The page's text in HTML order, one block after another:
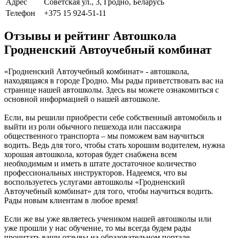
Телефон
+375 15 924-51-11
Отзывы и рейтинг Автошкола
Гродненский Автоучебный комбинат
«Гродненский Автоучебный комбинат» - автошкола,
находящаяся в городе Гродно. Мы рады приветствовать вас на
странице нашей автошколы. Здесь вы можете ознакомиться с
основной информацией о нашей автошколе.
Если, вы решили приобрести себе собственный автомобиль и
выйти из роли обычного пешехода или пассажира
общественного транспорта – мы поможем вам научиться
водить. Ведь для того, чтобы стать хорошим водителем, нужна
хорошая автошкола, которая будет снабжена всем
необходимым и иметь в штате достаточное количество
профессиональных инструкторов. Надеемся, что вы
воспользуетесь услугами автошколы «Гродненский
Автоучебный комбинат» для того, чтобы научиться водить.
Рады новым клиентам в любое время!
Если же вы уже являетесь учеником нашей автошколы или
уже прошли у нас обучение, то мы всегда будем рады